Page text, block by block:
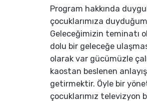
Program hakkında
çocuklarımıza
Geleceğimizin teminatı
dolu bir geleceğe
olarak var gücümüzle
kaostan beslenen
getirmektir. Öyle bir
çocuklarımız televizyon